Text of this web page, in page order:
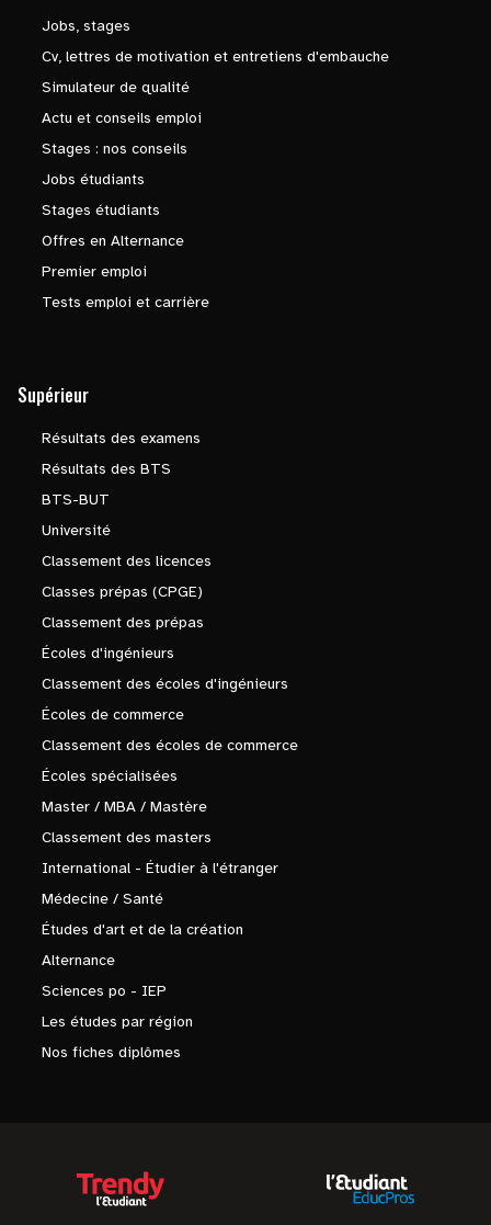
Jobs, stages
Cv, lettres de motivation et entretiens d'embauche
Simulateur de qualité
Actu et conseils emploi
Stages : nos conseils
Jobs étudiants
Stages étudiants
Offres en Alternance
Premier emploi
Tests emploi et carrière
Supérieur
Résultats des examens
Résultats des BTS
BTS-BUT
Université
Classement des licences
Classes prépas (CPGE)
Classement des prépas
Écoles d'ingénieurs
Classement des écoles d'ingénieurs
Écoles de commerce
Classement des écoles de commerce
Écoles spécialisées
Master / MBA / Mastère
Classement des masters
International - Étudier à l'étranger
Médecine / Santé
Études d'art et de la création
Alternance
Sciences po - IEP
Les études par région
Nos fiches diplômes